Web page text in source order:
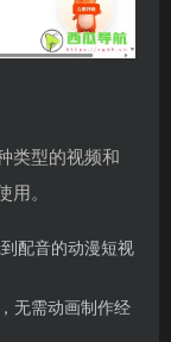
类型的视频和
。
配音的动漫短视
无需动画制作经